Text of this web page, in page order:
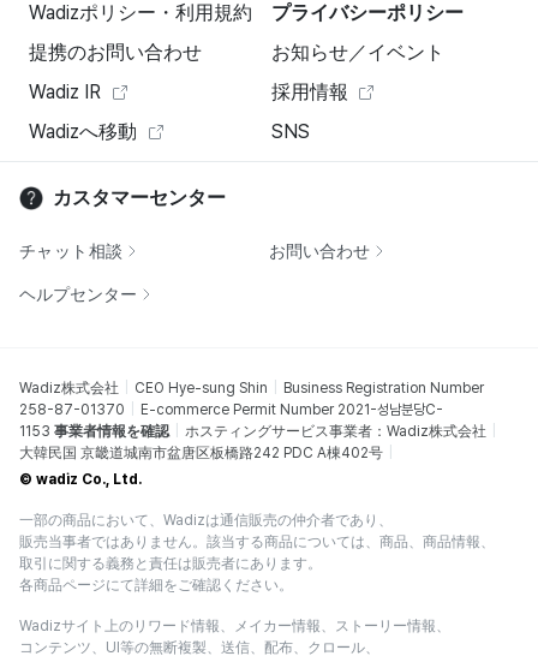
Wadizポリシー・利用規約
プライバシーポリシー
提携のお問い合わせ
お知らせ／イベント
Wadiz IR
採用情報
Wadizへ移動
SNS
カスタマーセンター
チャット相談 お問い合わせ
ヘルプセンター
Wadiz株式会社 CEO Hye-sung Shin
Business Registration Number
258-87-01370
E-commerce Permit Number 2021-성남분당C-
1153 事業者情報を確認
ホスティングサービス事業者：Wadiz株式会社
大韓民国 京畿道城南市盆唐区板橋路242 PDC A棟402号
© wadiz Co., Ltd.
一部の商品において、Wadizは通信販売の仲介者であり、
販売当事者ではありません。該当する商品については、商品、商品情報、
取引に関する義務と責任は販売者にあります。
各商品ページにて詳細をご確認ください。
Wadizサイト上のリワード情報、メイカー情報、ストーリー情報、
コンテンツ、UI等の無断複製、送信、配布、クロール、